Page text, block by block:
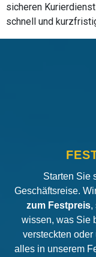
sicheren
schnell und
Starten Sie
Geschäftsreise.
zum Festpreis,
wissen, was Sie
versteckten oder
alles in unserem